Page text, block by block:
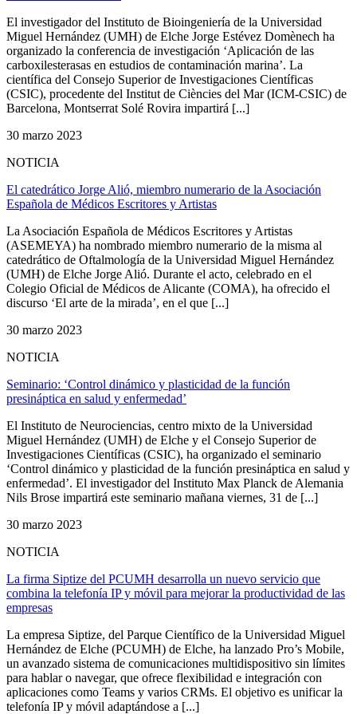
El investigador del Instituto de Bioingeniería de la Universidad
Miguel Hernández (UMH) de Elche Jorge Estévez Domènech ha
organizado la conferencia de investigación ‘Aplicación de las
carboxilesterasas en estudios de contaminación marina’. La
científica del Consejo Superior de Investigaciones Científicas
(CSIC), procedente del Institut de Ciències del Mar (ICM-CSIC) de
Barcelona, Montserrat Solé Rovira impartirá [...]
30 marzo 2023
NOTICIA
El catedrático Jorge Alió, miembro numerario de la Asociación
Española de Médicos Escritores y Artistas
La Asociación Española de Médicos Escritores y Artistas
(ASEMEYA) ha nombrado miembro numerario de la misma al
catedrático de Oftalmología de la Universidad Miguel Hernández
(UMH) de Elche Jorge Alió. Durante el acto, celebrado en el
Colegio Oficial de Médicos de Alicante (COMA), ha ofrecido el
discurso ‘El arte de la mirada’, en el que [...]
30 marzo 2023
NOTICIA
Seminario: ‘Control dinámico y plasticidad de la función
presináptica en salud y enfermedad’
El Instituto de Neurociencias, centro mixto de la Universidad
Miguel Hernández (UMH) de Elche y el Consejo Superior de
Investigaciones Científicas (CSIC), ha organizado el seminario
‘Control dinámico y plasticidad de la función presináptica en salud y
enfermedad’. El investigador del Instituto Max Planck de Alemania
Nils Brose impartirá este seminario mañana viernes, 31 de [...]
30 marzo 2023
NOTICIA
La firma Siptize del PCUMH desarrolla un nuevo servicio que
combina la telefonía IP y móvil para mejorar la productividad de las
empresas
La empresa Siptize, del Parque Científico de la Universidad Miguel
Hernández de Elche (PCUMH) de Elche, ha lanzado Pro’s Mobile,
un avanzado sistema de comunicaciones multidispositivo sin límites
para hablar o navegar, que ofrece flexibilidad e integración con
aplicaciones como Teams y varios CRMs. El objetivo es unificar la
telefonía IP y móvil adaptándose a [...]